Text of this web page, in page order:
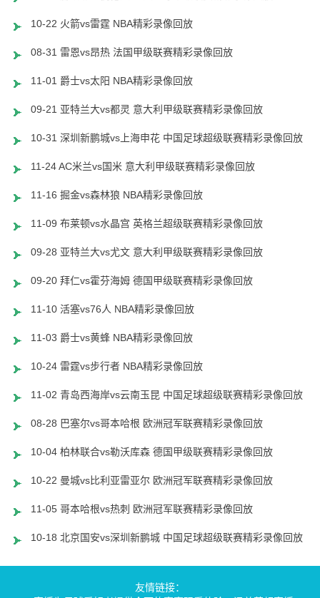
10-22 火箭vs雷霆 NBA精彩录像回放
08-31 雷恩vs昂热 法国甲级联赛精彩录像回放
11-01 爵士vs太阳 NBA精彩录像回放
09-21 亚特兰大vs都灵 意大利甲级联赛精彩录像回放
10-31 深圳新鹏城vs上海申花 中国足球超级联赛精彩录像回放
11-24 AC米兰vs国米 意大利甲级联赛精彩录像回放
11-16 掘金vs森林狼 NBA精彩录像回放
11-09 布莱顿vs水晶宫 英格兰超级联赛精彩录像回放
09-28 亚特兰大vs尤文 意大利甲级联赛精彩录像回放
09-20 拜仁vs霍芬海姆 德国甲级联赛精彩录像回放
11-10 活塞vs76人 NBA精彩录像回放
11-03 爵士vs黄蜂 NBA精彩录像回放
10-24 雷霆vs步行者 NBA精彩录像回放
11-02 青岛西海岸vs云南玉昆 中国足球超级联赛精彩录像回放
08-28 巴塞尔vs哥本哈根 欧洲冠军联赛精彩录像回放
10-04 柏林联合vs勒沃库森 德国甲级联赛精彩录像回放
10-22 曼城vs比利亚雷亚尔 欧洲冠军联赛精彩录像回放
11-05 哥本哈根vs热刺 欧洲冠军联赛精彩录像回放
10-18 北京国安vs深圳新鹏城 中国足球超级联赛精彩录像回放
友情链接：